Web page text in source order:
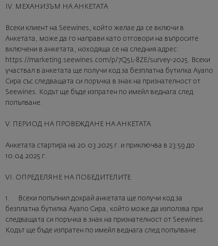
IV. МЕХАНИЗЪМ НА АНКЕТАТА
Всеки клиент на Seewines, който желае да се включи в
Анкетата, може да го направи като отговори на въпросите
включени в анкетата, ноходяща се на следния адрес:
https://marketing.seewines.com/p/7Q5L-8ZE/survey-2025. Всеки
участвал в анкетата ще получи код за безплатна бутилка Ayano
Сира със следващата си поръчка в знак на признателност от
Seewines. Кодът ще бъде изпратен по имейл веднага след
попълване.
V. ПЕРИОД НА ПРОВЕЖДАНЕ НА АНКЕТАТА
Анкетата стартира на 20.03.2025 г. и приключва в 23:59 до
10.04.2025 г.
VI. ОПРЕДЕЛЯНЕ НА ПОБЕДИТЕЛИТЕ
1. Всеки попълнил докрай анкетата ще получи код за
безплатна бутилка Ayano Сира, който може да използва при
следващата си поръчка в знак на признателност от Seewines.
Кодът ще бъде изпратен по имейл веднага след попълване.